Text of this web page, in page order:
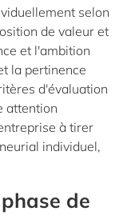
selon
de valeur et
et l'ambition
la pertinence
d'évaluation
attention
à tirer
individuel,
de